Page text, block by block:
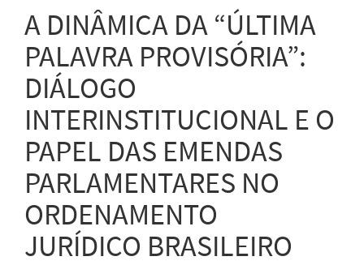
A DINÂMICA DA “ÚLTIMA
PALAVRA PROVISÓRIA”:
DIÁLOGO
INTERINSTITUCIONAL E O
PAPEL DAS EMENDAS
PARLAMENTARES NO
ORDENAMENTO
JURÍDICO BRASILEIRO